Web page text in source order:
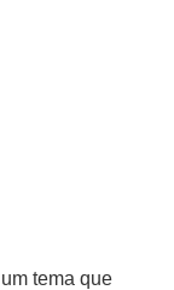
tema que